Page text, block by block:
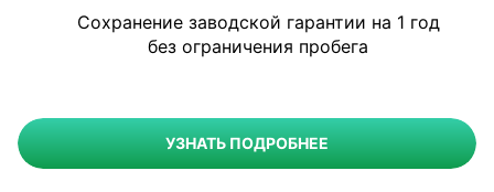
Сохранение заводской гарантии на 1 год
без ограничения пробега
УЗНАТЬ ПОДРОБНЕЕ